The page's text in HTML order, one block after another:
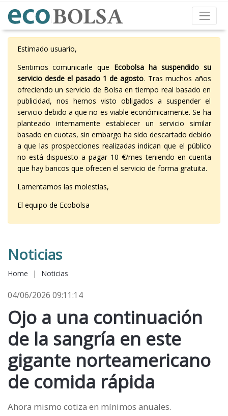
Estimado usuario,
Sentimos comunicarle que Ecobolsa ha suspendido su
servicio desde el pasado 1 de agosto. Tras muchos años
ofreciendo un servicio de Bolsa en tiempo real basado en
publicidad, nos hemos visto obligados a suspender el
servicio debido a que no es viable económicamente. Se ha
planteado internamente establecer un servicio similar
basado en cuotas, sin embargo ha sido descartado debido
a que las prospecciones realizadas indican que el público
no está dispuesto a pagar 10 €/mes teniendo en cuenta
que hay bancos que ofrecen el servicio de forma gratuita.
Lamentamos las molestias,
El equipo de Ecobolsa
Noticias
Home | Noticias
04/06/2026 09:11:14
Ojo a una continuación
de la sangría en este
gigante norteamericano
de comida rápida
Ahora mismo cotiza en mínimos anuales.